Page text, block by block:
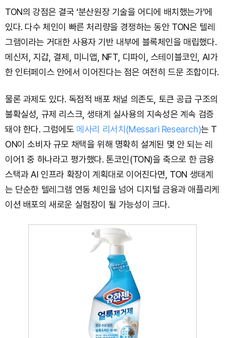
TON의 강점은 결국 ‘분산원장 기술을 어디에 배치했는가’에
있다. 다수 체인이 빠른 처리량을 경쟁하는 동안 TON은 텔레
그램이라는 거대한 사용자 기반 내부에 블록체인을 매립했다.
메신저, 지갑, 결제, 미니앱, NFT, 디파이, 스테이블코인, AI가
한 인터페이스 안에서 이어진다는 점은 여전히 드문 조합이다.
물론 과제도 있다. 독점적 배포 채널 의존도, 토큰 공급 구조의
불확실성, 규제 리스크, 생태계 실사용의 지속성은 계속 검증
돼야 한다. 그럼에도 메사리 리서치(Messari Research)는 T
ON이 소비자 규모 채택을 위해 명확히 설계된 몇 안 되는 레
이어1 중 하나라고 평가했다. 톤코인(TON)을 축으로 한 금융
스택과 AI 인프라 확장이 계획대로 이어진다면, TON 생태계
는 단순한 텔레그램 연동 체인을 넘어 디지털 금융과 애플리케
이션 배포의 새로운 실험장이 될 가능성이 크다.